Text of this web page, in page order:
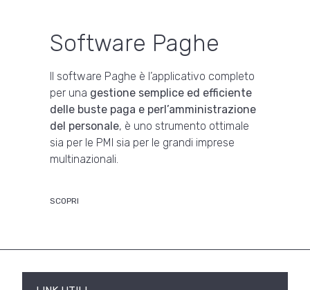
Software Paghe
Il software Paghe è l’applicativo completo
per una gestione semplice ed efficiente
delle buste paga e perl’amministrazione
del personale, è uno strumento ottimale
sia per le PMI sia per le grandi imprese
multinazionali.
SCOPRI